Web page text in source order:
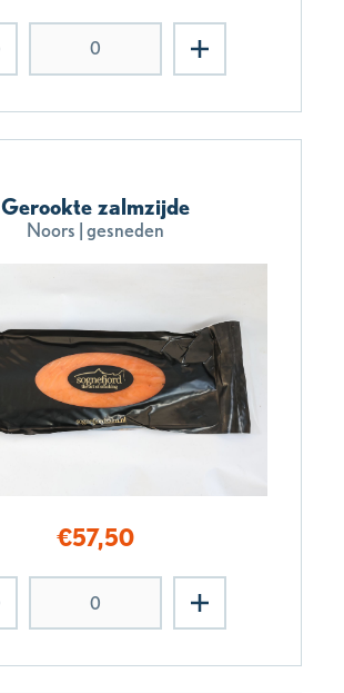
Gerookte zalmzijde
Noors | gesneden
€57,50